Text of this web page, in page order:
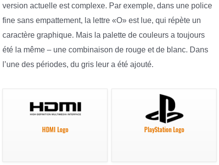
version actuelle est complexe. Par exemple, dans une police
fine sans empattement, la lettre «O» est lue, qui répète un
caractère graphique. Mais la palette de couleurs a toujours
été la même – une combinaison de rouge et de blanc. Dans
l’une des périodes, du gris leur a été ajouté.
HDMI Logo PlayStation Logo